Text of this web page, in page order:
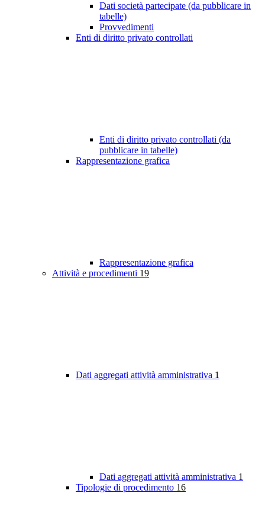
Dati società partecipate (da pubblicare in
tabelle)
Provvedimenti
Enti di diritto privato controllati
Enti di diritto privato controllati (da
pubblicare in tabelle)
Rappresentazione grafica
Rappresentazione grafica
Attività e procedimenti 19
Dati aggregati attività amministrativa 1
Dati aggregati attività amministrativa 1
Tipologie di procedimento 16